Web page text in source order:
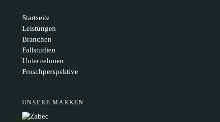
Startseite
Leistungen
Branchen
Fallstudien
Unternehmen
Froschperspektive
UNSERE MARKEN